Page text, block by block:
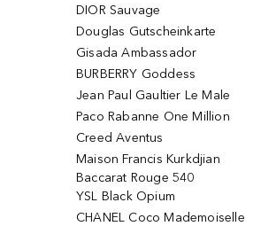
DIOR Sauvage
Douglas Gutscheinkarte
Gisada Ambassador
BURBERRY Goddess
Jean Paul Gaultier Le Male
Paco Rabanne One Million
Creed Aventus
Maison Francis Kurkdjian
Baccarat Rouge 540
YSL Black Opium
CHANEL Coco Mademoiselle